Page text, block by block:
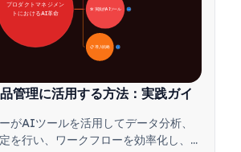
🛠️ 実践的AIツール 31
📋 導入戦略 33
プロダクトマネジメン
トにおけるAI革命
管理に活用する方法：実践ガイ
がAIツールを活用してデータ分析、
を行い、ワークフローを効率化し、製